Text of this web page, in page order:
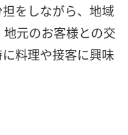
をしながら、地域
元のお客様との交
料理や接客に興味